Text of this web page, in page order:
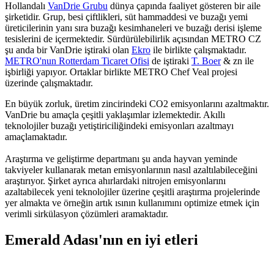
Hollandalı VanDrie Grubu dünya çapında faaliyet gösteren bir aile
şirketidir. Grup, besi çiftlikleri, süt hammaddesi ve buzağı yemi
üreticilerinin yanı sıra buzağı kesimhaneleri ve buzağı derisi işleme
tesislerini de içermektedir. Sürdürülebilirlik açısından METRO CZ
şu anda bir VanDrie iştiraki olan Ekro ile birlikte çalışmaktadır.
METRO'nun Rotterdam Ticaret Ofisi de iştiraki T. Boer& zn ile
işbirliği yapıyor. Ortaklar birlikte METRO Chef Veal projesi
üzerinde çalışmaktadır.
En büyük zorluk, üretim zincirindeki CO2 emisyonlarını azaltmaktır.
VanDrie bu amaçla çeşitli yaklaşımlar izlemektedir. Akıllı
teknolojiler buzağı yetiştiriciliğindeki emisyonları azaltmayı
amaçlamaktadır.
Araştırma ve geliştirme departmanı şu anda hayvan yeminde
takviyeler kullanarak metan emisyonlarının nasıl azaltılabileceğini
araştırıyor. Şirket ayrıca ahırlardaki nitrojen emisyonlarını
azaltabilecek yeni teknolojiler üzerine çeşitli araştırma projelerinde
yer almakta ve örneğin artık ısının kullanımını optimize etmek için
verimli sirkülasyon çözümleri aramaktadır.
Emerald Adası'nın en iyi etleri